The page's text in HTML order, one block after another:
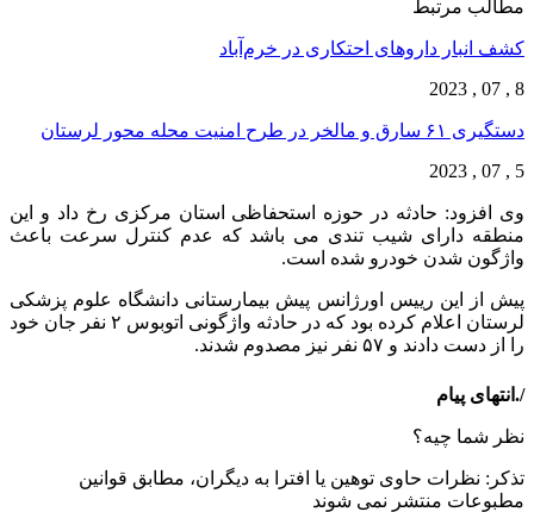
مطالب مرتبط
کشف انبار داروهای احتکاری در خرم‌آباد
8 , 07 , 2023
دستگیری ۶۱ سارق و مالخر در طرح امنیت محله محور لرستان
5 , 07 , 2023
وی افزود: حادثه در حوزه استحفاظی استان مرکزی رخ داد و این
منطقه دارای شیب تندی می باشد که عدم کنترل سرعت باعث
واژگون شدن خودرو شده است.
پیش از این رییس اورژانس پیش بیمارستانی دانشگاه علوم پزشکی
لرستان اعلام کرده بود که در حادثه واژگونی اتوبوس ۲ نفر جان خود
را از دست دادند و ۵۷ نفر نیز مصدوم شدند.
/.انتهای پیام
نظر شما چیه؟
تذكر: نظرات حاوی توهين يا افترا به ديگران، مطابق قوانين
مطبوعات منتشر نمی شوند